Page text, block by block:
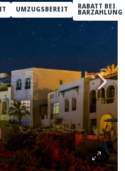
UMZUGSBEREIT RABATT BEI
BARZAHLUNG